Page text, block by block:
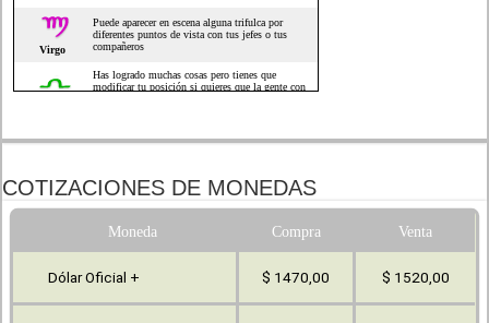
COTIZACIONES DE MONEDAS
Moneda Compra Venta
Dólar Oficial + $ 1470,00 $ 1520,00